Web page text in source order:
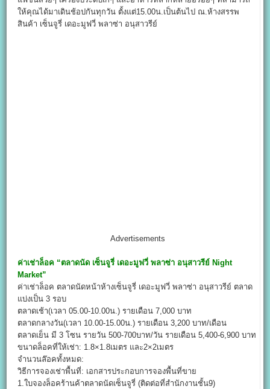
ให้คุณได้มาเดินช้อปกันทุกวัน ตั้งแต่15.00น.เป็นต้นไป ณ.ห้างสรรพ
สินค้า เซ็นจูรี่ เดอะมูฟวี่ พลาซ่า อนุสาวรีย์
Advertisements
ค่าเช่าล็อค “ตลาดนัด เซ็นจูรี่ เดอะมูฟวี่ พลาซ่า อนุสาวรีย์ Night
Market”
ค่าเช่าล็อค ตลาดนัดหน้าห้างเซ็นจูรี่ เดอะมูฟวี่ พลาซ่า อนุสาวรีย์ ตลาด
แบ่งเป็น 3 รอบ
ตลาดเช้า(เวลา 05.00-10.00น.) รายเดือน 7,000 บาท
ตลาดกลางวัน(เวลา 10.00-15.00น.) รายเดือน 3,200 บาท/เดือน
ตลาดเย็น มี 3 โซน รายวัน 500-700บาท/วัน รายเดือน 5,400-6,900 บาท
ขนาดล็อคที่ให้เช่า: 1.8×1.8เมตร และ2×2เมตร
จำนวนล๊อคทั้งหมด:
วิธีการจองเช่าพื้นที่: เอกสารประกอบการจองพื้นที่ขาย
1.ใบจองล็อคร้านค้าตลาดนัดเซ็นจูรี่ (ติดต่อที่สำนักงานชั้น9)